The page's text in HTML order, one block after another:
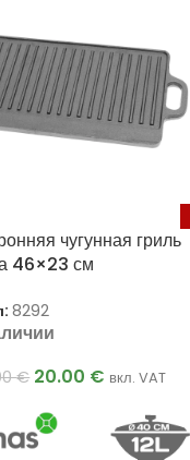
чугунная гриль
46×23 см
8292
€ 20.00 € вкл. VAT